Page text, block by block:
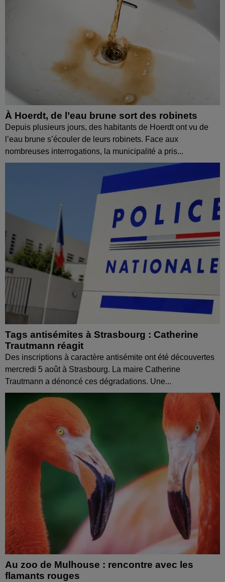
À Hoerdt, de l’eau brune sort des robinets
Depuis plusieurs jours, des habitants de Hoerdt ont vu de
l’eau brune s’écouler de leurs robinets. Face aux
nombreuses interrogations, la municipalité a pris...
Tags antisémites à Strasbourg : Catherine
Trautmann réagit
Des inscriptions à caractère antisémite ont été découvertes
mercredi 5 août à Strasbourg. La maire Catherine
Trautmann a dénoncé ces dégradations. Une...
Au zoo de Mulhouse : rencontre avec les
flamants rouges